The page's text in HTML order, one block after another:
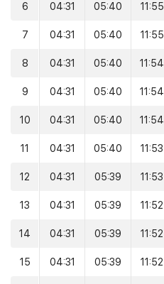
6 04:31 05:40 11:55
7 04:31 05:40 11:55
8 04:31 05:40 11:54
9 04:31 05:40 11:54
10 04:31 05:40 11:54
11 04:31 05:40 11:53
12 04:31 05:39 11:53
13 04:31 05:39 11:52
14 04:31 05:39 11:52
15 04:31 05:39 11:52